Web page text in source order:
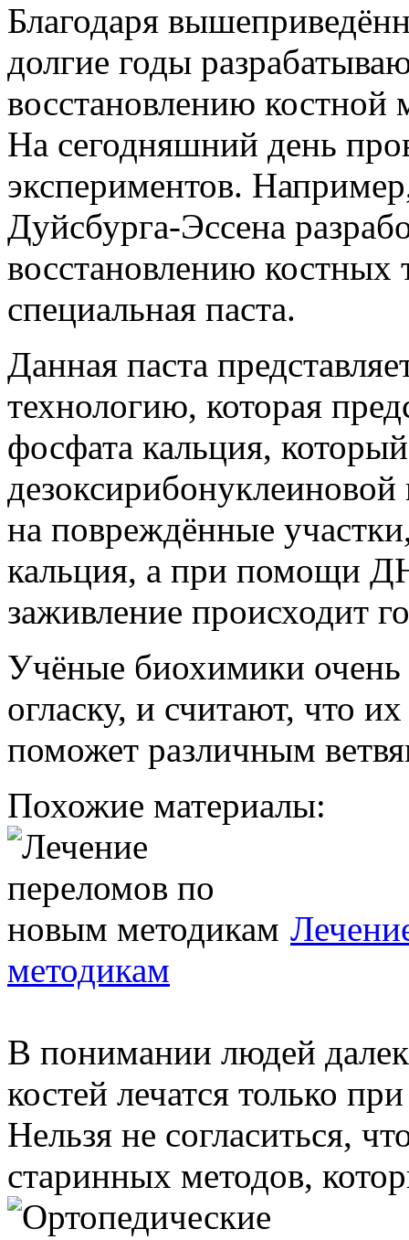
Благодаря
долгие годы
восстановлению костной
На сегодняшний день
экспериментов.
Дуйсбурга-Эссена
восстановлению костных
специальная паста.
Данная паста
технологию, которая
фосфата кальция,
на повреждённые
кальция, а при помощи
заживление происходит
Учёные биохимики очень
огласку, и считают, что
поможет различным
Похожие материалы:
методикам
В понимании людей
костей лечатся только
Нельзя не согласиться,
старинных методов,